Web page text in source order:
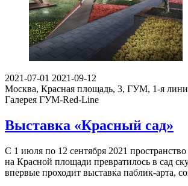
2021-07-01 2021-09-12
Москва, Красная площадь, 3, ГУМ, 1-я
Галерея ГУМ-Red-Line
Выставка «Красный сад»
С 1 июля по 12 сентября 2021
на Красной площади превратилось в сад
впервые проходит выставка паблик-арта,